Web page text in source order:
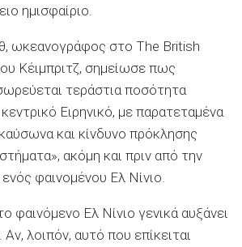
ημισφαίριο.
ωκεανογράφος στο The British
Κέιμπριτζ, σημείωσε πως
τεράστια ποσότητα
Ειρηνικό, με παρατεταμένα
και κίνδυνο πρόκλησης
ακόμη και πριν από την
φαινομένου Ελ Νίνιο.
φαινόμενο Ελ Νίνιο γενικά αυξάνει
λοιπόν, αυτό που επίκειται